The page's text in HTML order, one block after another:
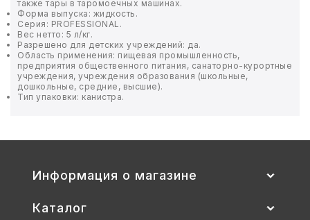
УПАКОВКА
ХОЗТОВАРЫ
БУМАГА
ДЕМООБОРУДОВАНИЕ
ЭЛЕКТРОНИКА
также тары в таромоечных машинах.
Форма выпуска: жидкость.
Серия: PROFESSIONAL.
Вес нетто: 5 л/кг.
Разрешено для детских учреждений: да.
Область применения: пищевая промышленность,
предприятия общественного питания, санаторно-курортные
учреждения, учреждения образования (школьные,
дошкольные, средние, высшие).
Тип упаковки: канистра.
Информация о магазине
Каталог